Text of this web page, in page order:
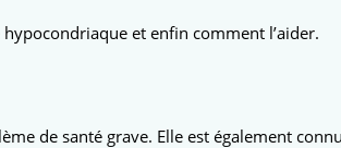
et enfin comment l’aider.
de santé grave. Elle est également